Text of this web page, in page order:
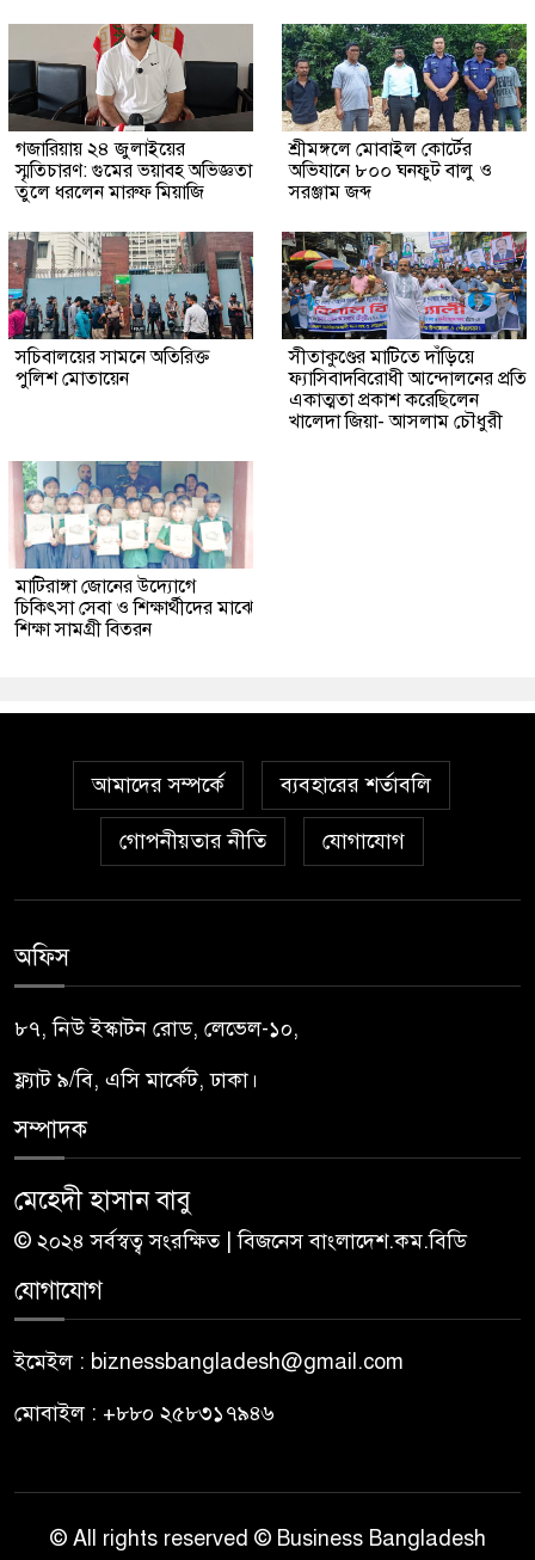
গজারিয়ায় ২৪ জুলাইয়ের
স্মৃতিচারণ: গুমের ভয়াবহ অভিজ্ঞতা
তুলে ধরলেন মারুফ মিয়াজি
শ্রীমঙ্গলে মোবাইল কোর্টের
অভিযানে ৮০০ ঘনফুট বালু ও
সরঞ্জাম জব্দ
সচিবালয়ের সামনে অতিরিক্ত
পুলিশ মোতায়েন
সীতাকুণ্ডের মাটিতে দাঁড়িয়ে
ফ্যাসিবাদবিরোধী আন্দোলনের প্রতি
একাত্মতা প্রকাশ করেছিলেন
খালেদা জিয়া- আসলাম চৌধুরী
মাটিরাঙ্গা জোনের উদ্যোগে
চিকিৎসা সেবা ও শিক্ষার্থীদের মাঝে
শিক্ষা সামগ্রী বিতরন
আমাদের সম্পর্কে ব্যবহারের শর্তাবলি
গোপনীয়তার নীতি যোগাযোগ
অফিস
৮৭, নিউ ইস্কাটন রোড, লেভেল-১০,
ফ্ল্যাট ৯/বি, এসি মার্কেট, ঢাকা।
সম্পাদক
মেহেদী হাসান বাবু
© ২০২৪ সর্বস্বত্ব সংরক্ষিত | বিজনেস বাংলাদেশ.কম.বিডি
যোগাযোগ
ইমেইল : biznessbangladesh@gmail.com
মোবাইল : +৮৮০ ২৫৮৩১৭৯৪৬
© All rights reserved © Business Bangladesh